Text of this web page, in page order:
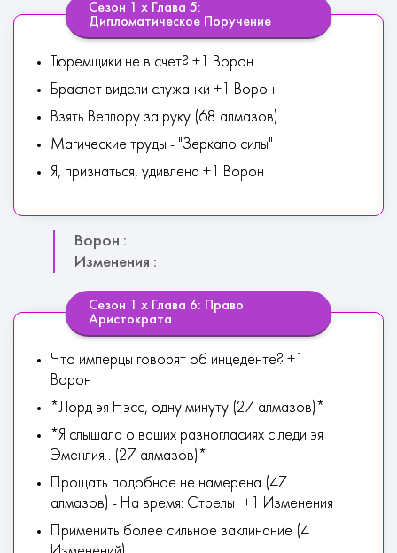
Сезон 1 х Глава 5:
Дипломатическое Поручение
Тюремщики не в счет? +1 Ворон
Браслет видели служанки +1 Ворон
Взять Веллору за руку (68 алмазов)
Магические труды - "Зеркало силы"
Я, признаться, удивлена +1 Ворон
Ворон :
Изменения :
Сезон 1 х Глава 6: Право
Аристократа
Что имперцы говорят об инцеденте? +1
Ворон
*Лорд эя Нэсс, одну минуту (27 алмазов)*
*Я слышала о ваших разногласиях с леди эя
Эменлия.. (27 алмазов)*
Прощать подобное не намерена (47
алмазов) - На время: Стрелы! +1 Изменения
Применить более сильное заклинание (4